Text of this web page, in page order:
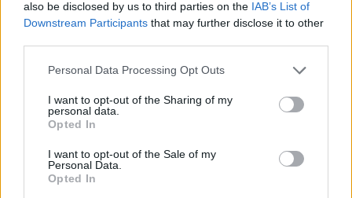
also be disclosed by us to third parties on the IAB’s List of
Downstream Participants that may further disclose it to other
Please note that this website/app uses one or more Google
not limited to your visit or usage behaviour. You may click to
grant or deny consent to Google and its third-party tags to
use your data for below specified purposes in below Google
consent section.
Personal Data Processing Opt Outs
I want to opt-out of the Sharing of my
personal data.
Opted In
I want to opt-out of the Sale of my
Personal Data.
Opted In
NECROLOGIE
Mario Malu
Paolo Pinna